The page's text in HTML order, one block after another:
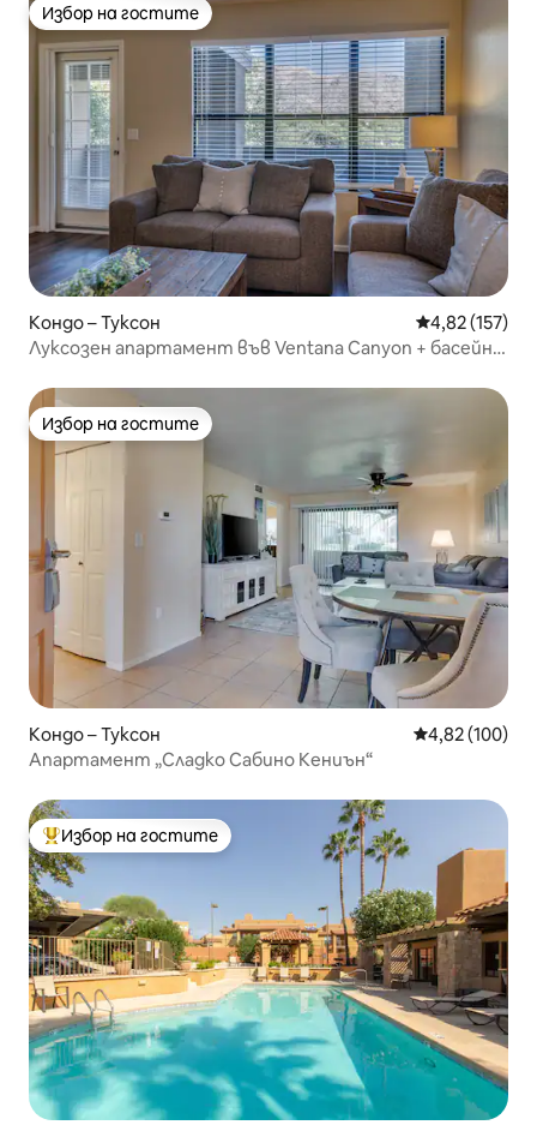
Избор на гостите
Избор на гостите
Кондо – Туксон Средна
4,82 (157)
Луксозен апартамент във Ventana Canyon + басейни
Избор на гостите
Избор на гостите
Кондо – Туксон Средна
4,82 (100)
Апартамент „Сладко Сабино Кениън“
Най-популярен избор на гостите
Избор на гостите